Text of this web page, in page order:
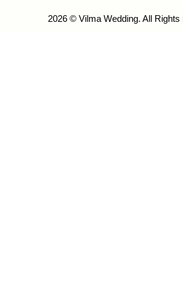
2026 © Vilma Wedding. All Rights